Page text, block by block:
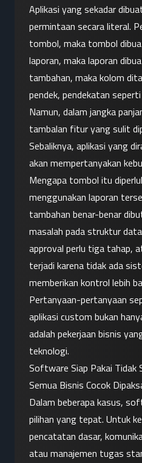
Aplikasi yang sekadar
permintaan secara literal.
tombol, maka tombol
laporan, maka laporan
tambahan, maka kolom
pendek, pendekatan
Namun, dalam jangka
tambalan fitur yang sulit
Sebaliknya, aplikasi yang
akan mempertanyakan
Mengapa tombol itu
menggunakan laporan
tambahan benar-benar
masalah pada struktur
approval perlu tiga tahap,
terjadi karena tidak ada
memberikan kontrol lebih
Pertanyaan-pertanyaan
aplikasi custom bukan
adalah pekerjaan bisnis
teknologi.
Software Siap Pakai Tidak
Semua Bisnis Cocok
Dalam beberapa kasus,
pilihan yang tepat. Untuk
pencatatan dasar,
atau manajemen tugas